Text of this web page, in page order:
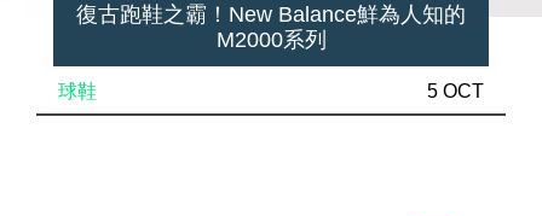
復古跑鞋之霸！New Balance鮮為人知的
M2000系列
球鞋 5 OCT